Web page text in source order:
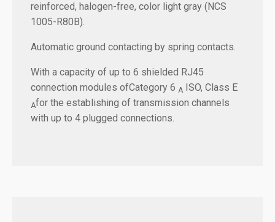
reinforced, halogen-free, color light gray (NCS
1005-R80B).
Automatic ground contacting by spring contacts.
With a capacity of up to 6 shielded RJ45
connection modules ofCategory 6 A ISO, Class E
Afor the establishing of transmission channels
with up to 4 plugged connections.